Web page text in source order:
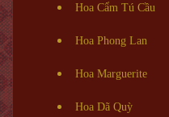
Hoa Cẩm Tú Cầu
Hoa Phong Lan
Hoa Marguerite
Hoa Dã Quỳ